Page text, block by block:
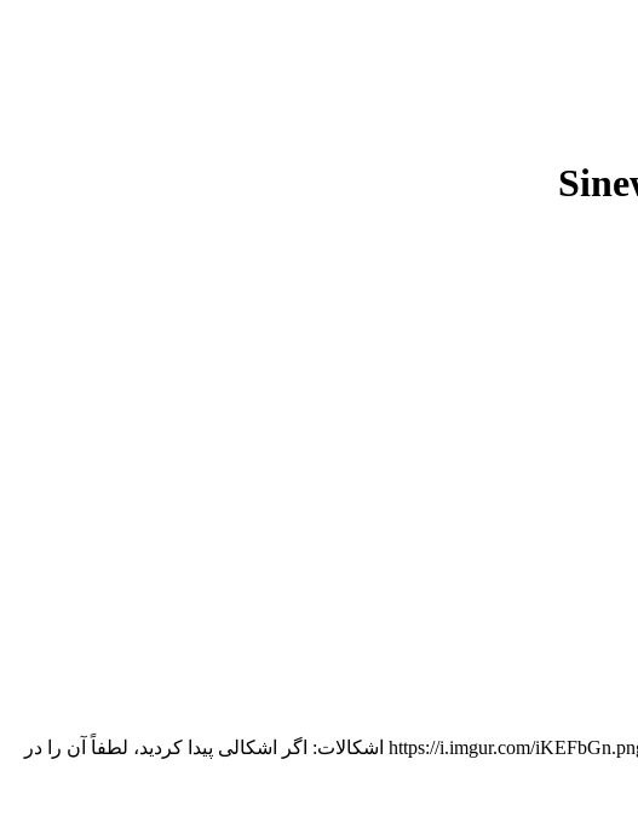
این پچ روشی تازه و هیجان انگیز برای بازی The Fallen Eagle با موتور اقتصادی Sinews of War ارائه می دهد. بارگیری سفارش https://i.imgur.com/iKEFbGn.png اشکالات: اگر اشکالی پیدا کردید، لطفاً آن را در